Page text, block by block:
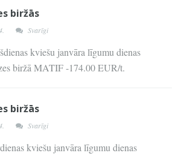
biržās
Svarīgi
kviešu janvāra līgumu dienas
biržā MATIF -174.00 EUR/t.
biržās
Svarīgi
kviešu janvāra līgumu dienas